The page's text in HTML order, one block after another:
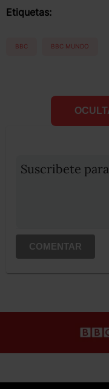
Etiquetas:
BBC BBC MUNDO
Suscribete
COMENTAR